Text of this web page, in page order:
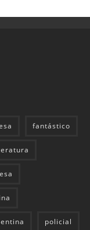
fantástico
policial